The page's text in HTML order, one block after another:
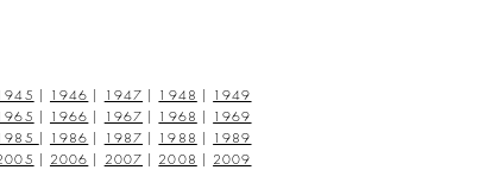
| 1946 | 1947 | 1948 | 1949
| 1966 | 1967 | 1968 | 1969
| 1986 | 1987 | 1988 | 1989
| 2006 | 2007 | 2008 | 2009